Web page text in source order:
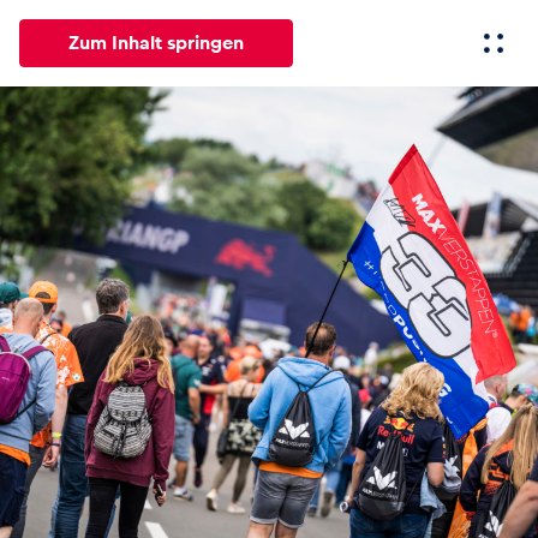
Zum Inhalt springen
Alle News Events Erlebnisse Seiten
News
Alle anzeigen
Events
Alle anzeigen